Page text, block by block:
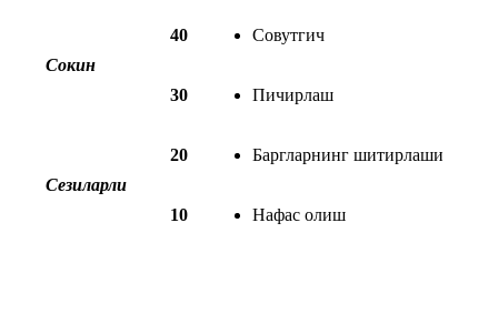
Сокин
40 Совутгич
30 Пичирлаш
Сезиларли
20 Баргларнинг шитирлаши
10 Нафас олиш